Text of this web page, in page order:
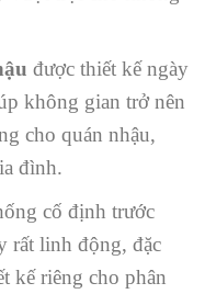
được thiết kế ngày
không gian trở nên
cho quán nhậu,
đình.
cố định trước
rất linh động, đặc
kế riêng cho phân